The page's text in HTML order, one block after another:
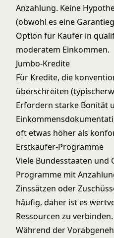
Anzahlung. Keine
(obwohl es eine
Option für Käufer in
moderatem Einkommen.
Jumbo-Kredite
Für Kredite, die
überschreiten
Erfordern starke Bonität
oft etwas höher als
Erstkäufer-Programme
Viele Bundesstaaten und
Programme mit
Zinssätzen oder
häufig, daher ist es
Ressourcen zu verbinden.
Während der